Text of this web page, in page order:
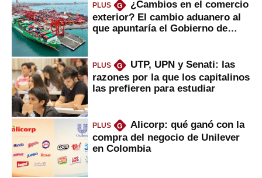
PLUS G
¿Cambios en el comercio
exterior? El cambio aduanero al
que apuntaría el Gobierno de
PLUS G
UTP, UPN y Senati: las
razones por la que los capitalinos
las prefieren para estudiar
PLUS G
Alicorp: qué ganó con la
compra del negocio de Unilever
en Colombia